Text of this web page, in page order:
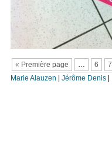
« Première page … 6 7
Marie Alauzen
Jérôme Denis|